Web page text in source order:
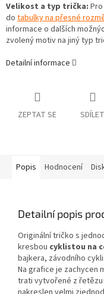
Velikost a typ trička:
do tabulky na přesné
informace o dalších
zvolený motiv na jiný typ
Detailní informace
ZEPTAT SE SDÍLET
Popis Hodnocení
Detailní popis
Originální tričko s
kresbou cyklistou na
bajkera, závodního
Na grafice je zachycen
trati vytvořené z